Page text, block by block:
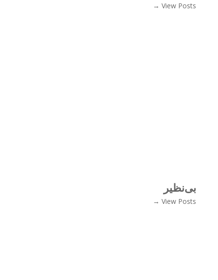
View Posts →
بی‌نظیر
View Posts →